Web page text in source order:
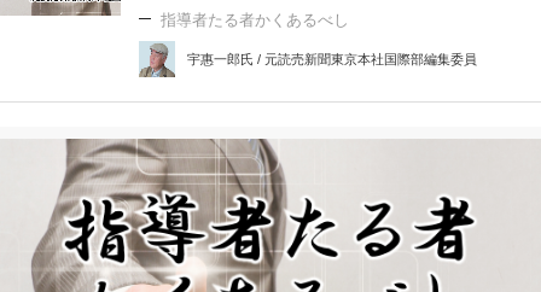
指導者たる者かくあるべし
宇惠一郎氏 / 元読売新聞東京本社国際部編集委員